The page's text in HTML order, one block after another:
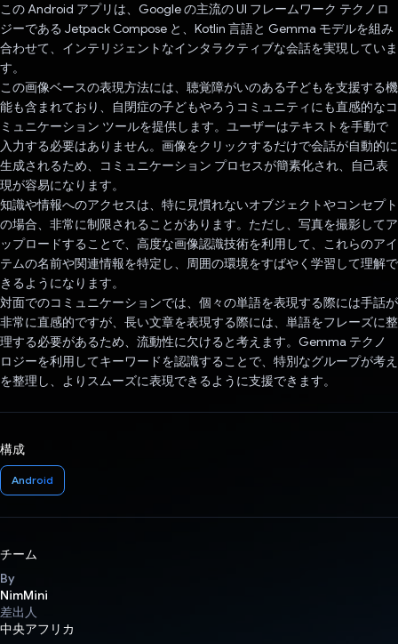
この Android アプリは、Google の主流の UI フレームワーク テクノロ
ジーである Jetpack Compose と、Kotlin 言語と Gemma モデルを組み
合わせて、インテリジェントなインタラクティブな会話を実現していま
す。
この画像ベースの表現方法には、聴覚障がいのある子どもを支援する機
能も含まれており、自閉症の子どもやろうコミュニティにも直感的なコ
ミュニケーション ツールを提供します。ユーザーはテキストを手動で
入力する必要はありません。画像をクリックするだけで会話が自動的に
生成されるため、コミュニケーション プロセスが簡素化され、自己表
現が容易になります。
知識や情報へのアクセスは、特に見慣れないオブジェクトやコンセプト
の場合、非常に制限されることがあります。ただし、写真を撮影してア
ップロードすることで、高度な画像認識技術を利用して、これらのアイ
テムの名前や関連情報を特定し、周囲の環境をすばやく学習して理解で
きるようになります。
対面でのコミュニケーションでは、個々の単語を表現する際には手話が
非常に直感的ですが、長い文章を表現する際には、単語をフレーズに整
理する必要があるため、流動性に欠けると考えます。Gemma テクノ
ロジーを利用してキーワードを認識することで、特別なグループが考え
を整理し、よりスムーズに表現できるように支援できます。
構成
Android
チーム
By
NimMini
差出人
中央アフリカ